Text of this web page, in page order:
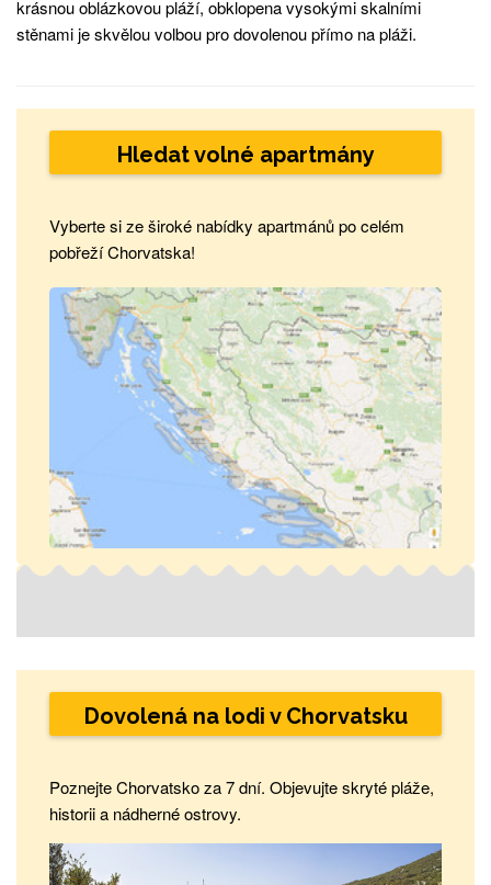
krásnou oblázkovou pláží, obklopena vysokými skalními
stěnami je skvělou volbou pro dovolenou přímo na pláži.
Hledat volné apartmány
Vyberte si ze široké nabídky apartmánů po celém
pobřeží Chorvatska!
Dovolená na lodi v Chorvatsku
Poznejte Chorvatsko za 7 dní. Objevujte skryté pláže,
historii a nádherné ostrovy.